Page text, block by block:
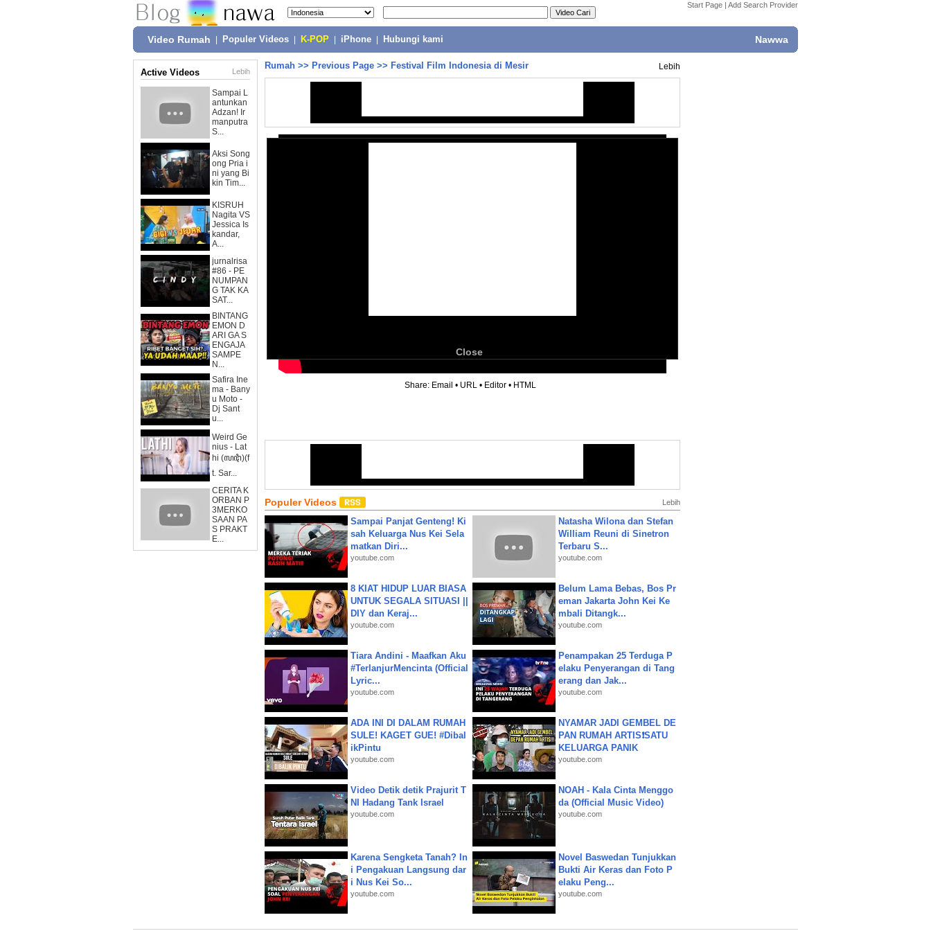
Start Page | Add Search Provider
Video Rumah Populer Videos K-POP iPhone Hubungi kami Nawwa
Active Videos Lebih
Sampai L
antunkan
Adzan! Ir
manputra
S...
Aksi Song
ong Pria i
ni yang Bi
kin Tim...
KISRUH
Nagita VS
Jessica Is
kandar,
A...
jurnalrisa
#86 - PE
NUMPAN
G TAK KA
SAT...
BINTANG
EMON D
ARI GA S
ENGAJA
SAMPE
N...
Safira Ine
ma - Bany
u Moto -
Dj Sant
u...
Weird Ge
nius - Lat
hi (ꦭꦛꦶ)(f
t. Sar...
CERITA K
ORBAN P
3MERKO
SAAN PA
S PRAKT
E...
Rumah >> Previous Page >> Festival Film Indonesia di Mesir Lebih
Close
Share: Email • URL • Editor • HTML
Populer Videos Lebih
Sampai Panjat Genteng! Ki
sah Keluarga Nus Kei Sela
matkan Diri...
youtube.com
Natasha Wilona dan Stefan
William Reuni di Sinetron
Terbaru S...
youtube.com
8 KIAT HIDUP LUAR BIASA
UNTUK SEGALA SITUASI ||
DIY dan Keraj...
youtube.com
Belum Lama Bebas, Bos Pr
eman Jakarta John Kei Ke
mbali Ditangk...
youtube.com
Tiara Andini - Maafkan Aku
#TerlanjurMencinta (Official
Lyric...
youtube.com
Penampakan 25 Terduga P
elaku Penyerangan di Tang
erang dan Jak...
youtube.com
ADA INI DI DALAM RUMAH
SULE! KAGET GUE! #Dibal
ikPintu
youtube.com
NYAMAR JADI GEMBEL DE
PAN RUMAH ARTIS❗SATU
KELUARGA PANIK
youtube.com
Video Detik detik Prajurit T
NI Hadang Tank Israel
youtube.com
NOAH - Kala Cinta Menggo
da (Official Music Video)
youtube.com
Karena Sengketa Tanah? In
i Pengakuan Langsung dar
i Nus Kei So...
youtube.com
Novel Baswedan Tunjukkan
Bukti Air Keras dan Foto P
elaku Peng...
youtube.com